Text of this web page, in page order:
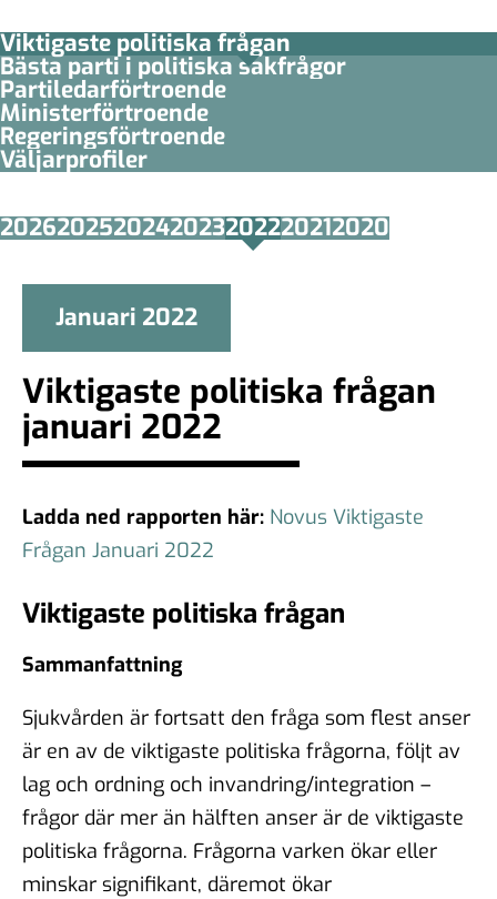
Viktigaste politiska frågan
Bästa parti i politiska sakfrågor
Partiledar­förtroende
Minister­­förtroende
Regerings­förtroende
Väljarprofiler
2026202520242023202220212020
Januari 2022
Viktigaste politiska frågan
januari 2022
Ladda ned rapporten här: Novus Viktigaste
Frågan Januari 2022
Viktigaste politiska frågan
Sammanfattning
Sjukvården är fortsatt den fråga som flest anser
är en av de viktigaste politiska frågorna, följt av
lag och ordning och invandring/integration –
frågor där mer än hälften anser är de viktigaste
politiska frågorna. Frågorna varken ökar eller
minskar signifikant, däremot ökar